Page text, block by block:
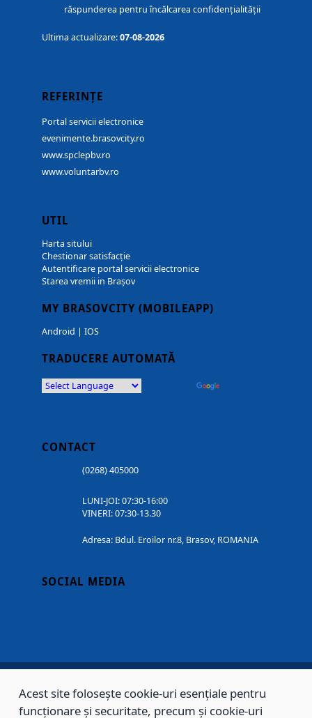
răspunderea pentru încălcarea confidențialității
Ultima actualizare:07-08-2026
REFERINȚE
Portal servicii electronice
evenimente.brasovcity.ro
www.spclepbv.ro
www.voluntarbv.ro
UTIL
Harta sitului
Chestionar satisfacție
Autentificare portal servicii electronice
Starea vremii in Brașov
MY BRASOVCITY (MOBILEAPP)
Android | IOS
TRADUCERE AUTOMATĂ
CONTACT
(0268) 405000
LUNI-JOI: 07:30-16:00
VINERI: 07:30-13.30
Adresa: Bdul. Eroilor nr.8, Brasov, ROMANIA
SOCIAL MEDIA
Copyright © 2002 - 2026 - PRIMĂRIA MUNICIPIULUI BRAȘOV, toate drepturile
Acest site folosește cookie-uri esențiale pentru
funcționare și securitate, precum și cookie-uri